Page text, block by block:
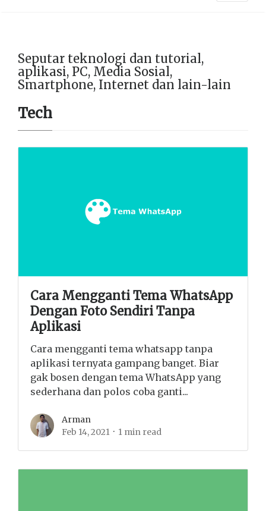
Seputar teknologi dan tutorial,
aplikasi, PC, Media Sosial,
Smartphone, Internet dan lain-lain
Tech
Cara Mengganti Tema WhatsApp
Dengan Foto Sendiri Tanpa
Aplikasi
Cara mengganti tema whatsapp tanpa
aplikasi ternyata gampang banget. Biar
gak bosen dengan tema WhatsApp yang
sederhana dan polos coba ganti...
Arman
Feb 14, 2021
1 min read